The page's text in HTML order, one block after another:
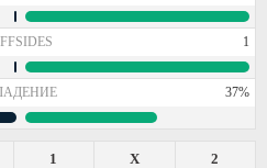
1
37%
2
X
1